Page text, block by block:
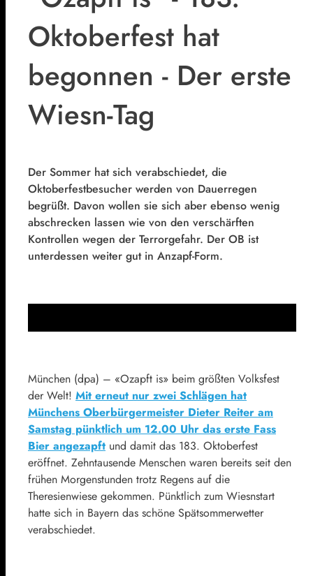
Oktoberfest hat
begonnen - Der erste
Wiesn-Tag
Der Sommer hat sich verabschiedet, die
Oktoberfestbesucher werden von Dauerregen
begrüßt. Davon wollen sie sich aber ebenso wenig
abschrecken lassen wie von den verschärften
Kontrollen wegen der Terrorgefahr. Der OB ist
unterdessen weiter gut in Anzapf-Form.
München (dpa) – «Ozapft is» beim größten Volksfest
der Welt! Mit erneut nur zwei Schlägen hat
Münchens Oberbürgermeister Dieter Reiter am
Samstag pünktlich um 12.00 Uhr das erste Fass
Bier angezapft und damit das 183. Oktoberfest
eröffnet. Zehntausende Menschen waren bereits seit den
frühen Morgenstunden trotz Regens auf die
Theresienwiese gekommen. Pünktlich zum Wiesnstart
hatte sich in Bayern das schöne Spätsommerwetter
verabschiedet.